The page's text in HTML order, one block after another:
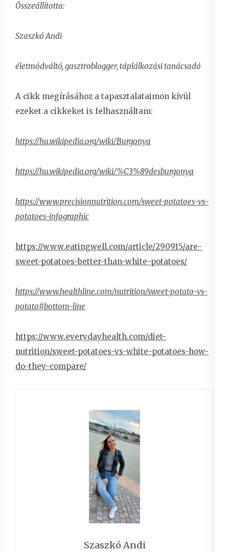
Összeállította:
Szaszkó Andi
életmódváltó, gasztroblogger, táplálkozási tanácsadó
A cikk megírásához a tapasztalataimon kívül
ezeket a cikkeket is felhasználtam:
https://hu.wikipedia.org/wiki/Burgonya
https://hu.wikipedia.org/wiki/%C3%89desburgonya
https://www.precisionnutrition.com/sweet-potatoes-vs-
potatoes-infographic
https://www.eatingwell.com/article/290915/are-
sweet-potatoes-better-than-white-potatoes/
https://www.healthline.com/nutrition/sweet-potato-vs-
potato#bottom-line
https://www.everydayhealth.com/diet-
nutrition/sweet-potatoes-vs-white-potatoes-how-
do-they-compare/
Szaszkó Andi